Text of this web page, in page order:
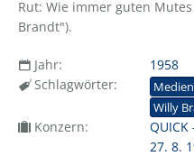
Rut: Wie immer guten
Brandt").
Jahr:
1958
Schlagwörter:
Medien
Willy
Konzern:
27. 8.